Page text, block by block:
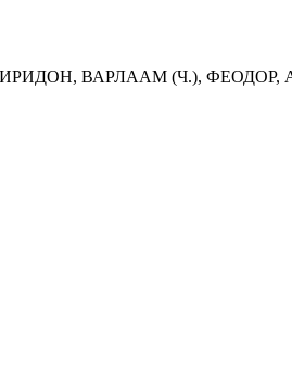
ВАРЛААМ (Ч.), ФЕОДОР,